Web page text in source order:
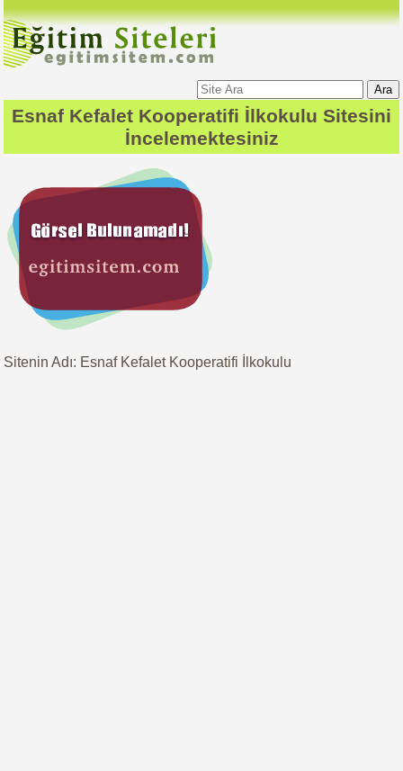
Ara
Esnaf Kefalet Kooperatifi İlkokulu Sitesini
İncelemektesiniz
Sitenin Adı: Esnaf Kefalet Kooperatifi İlkokulu